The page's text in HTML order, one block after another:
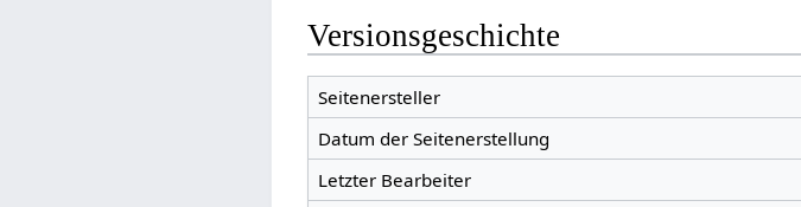
Versionsgeschichte
Seitenersteller
Datum der Seitenerstellung
Letzter Bearbeiter